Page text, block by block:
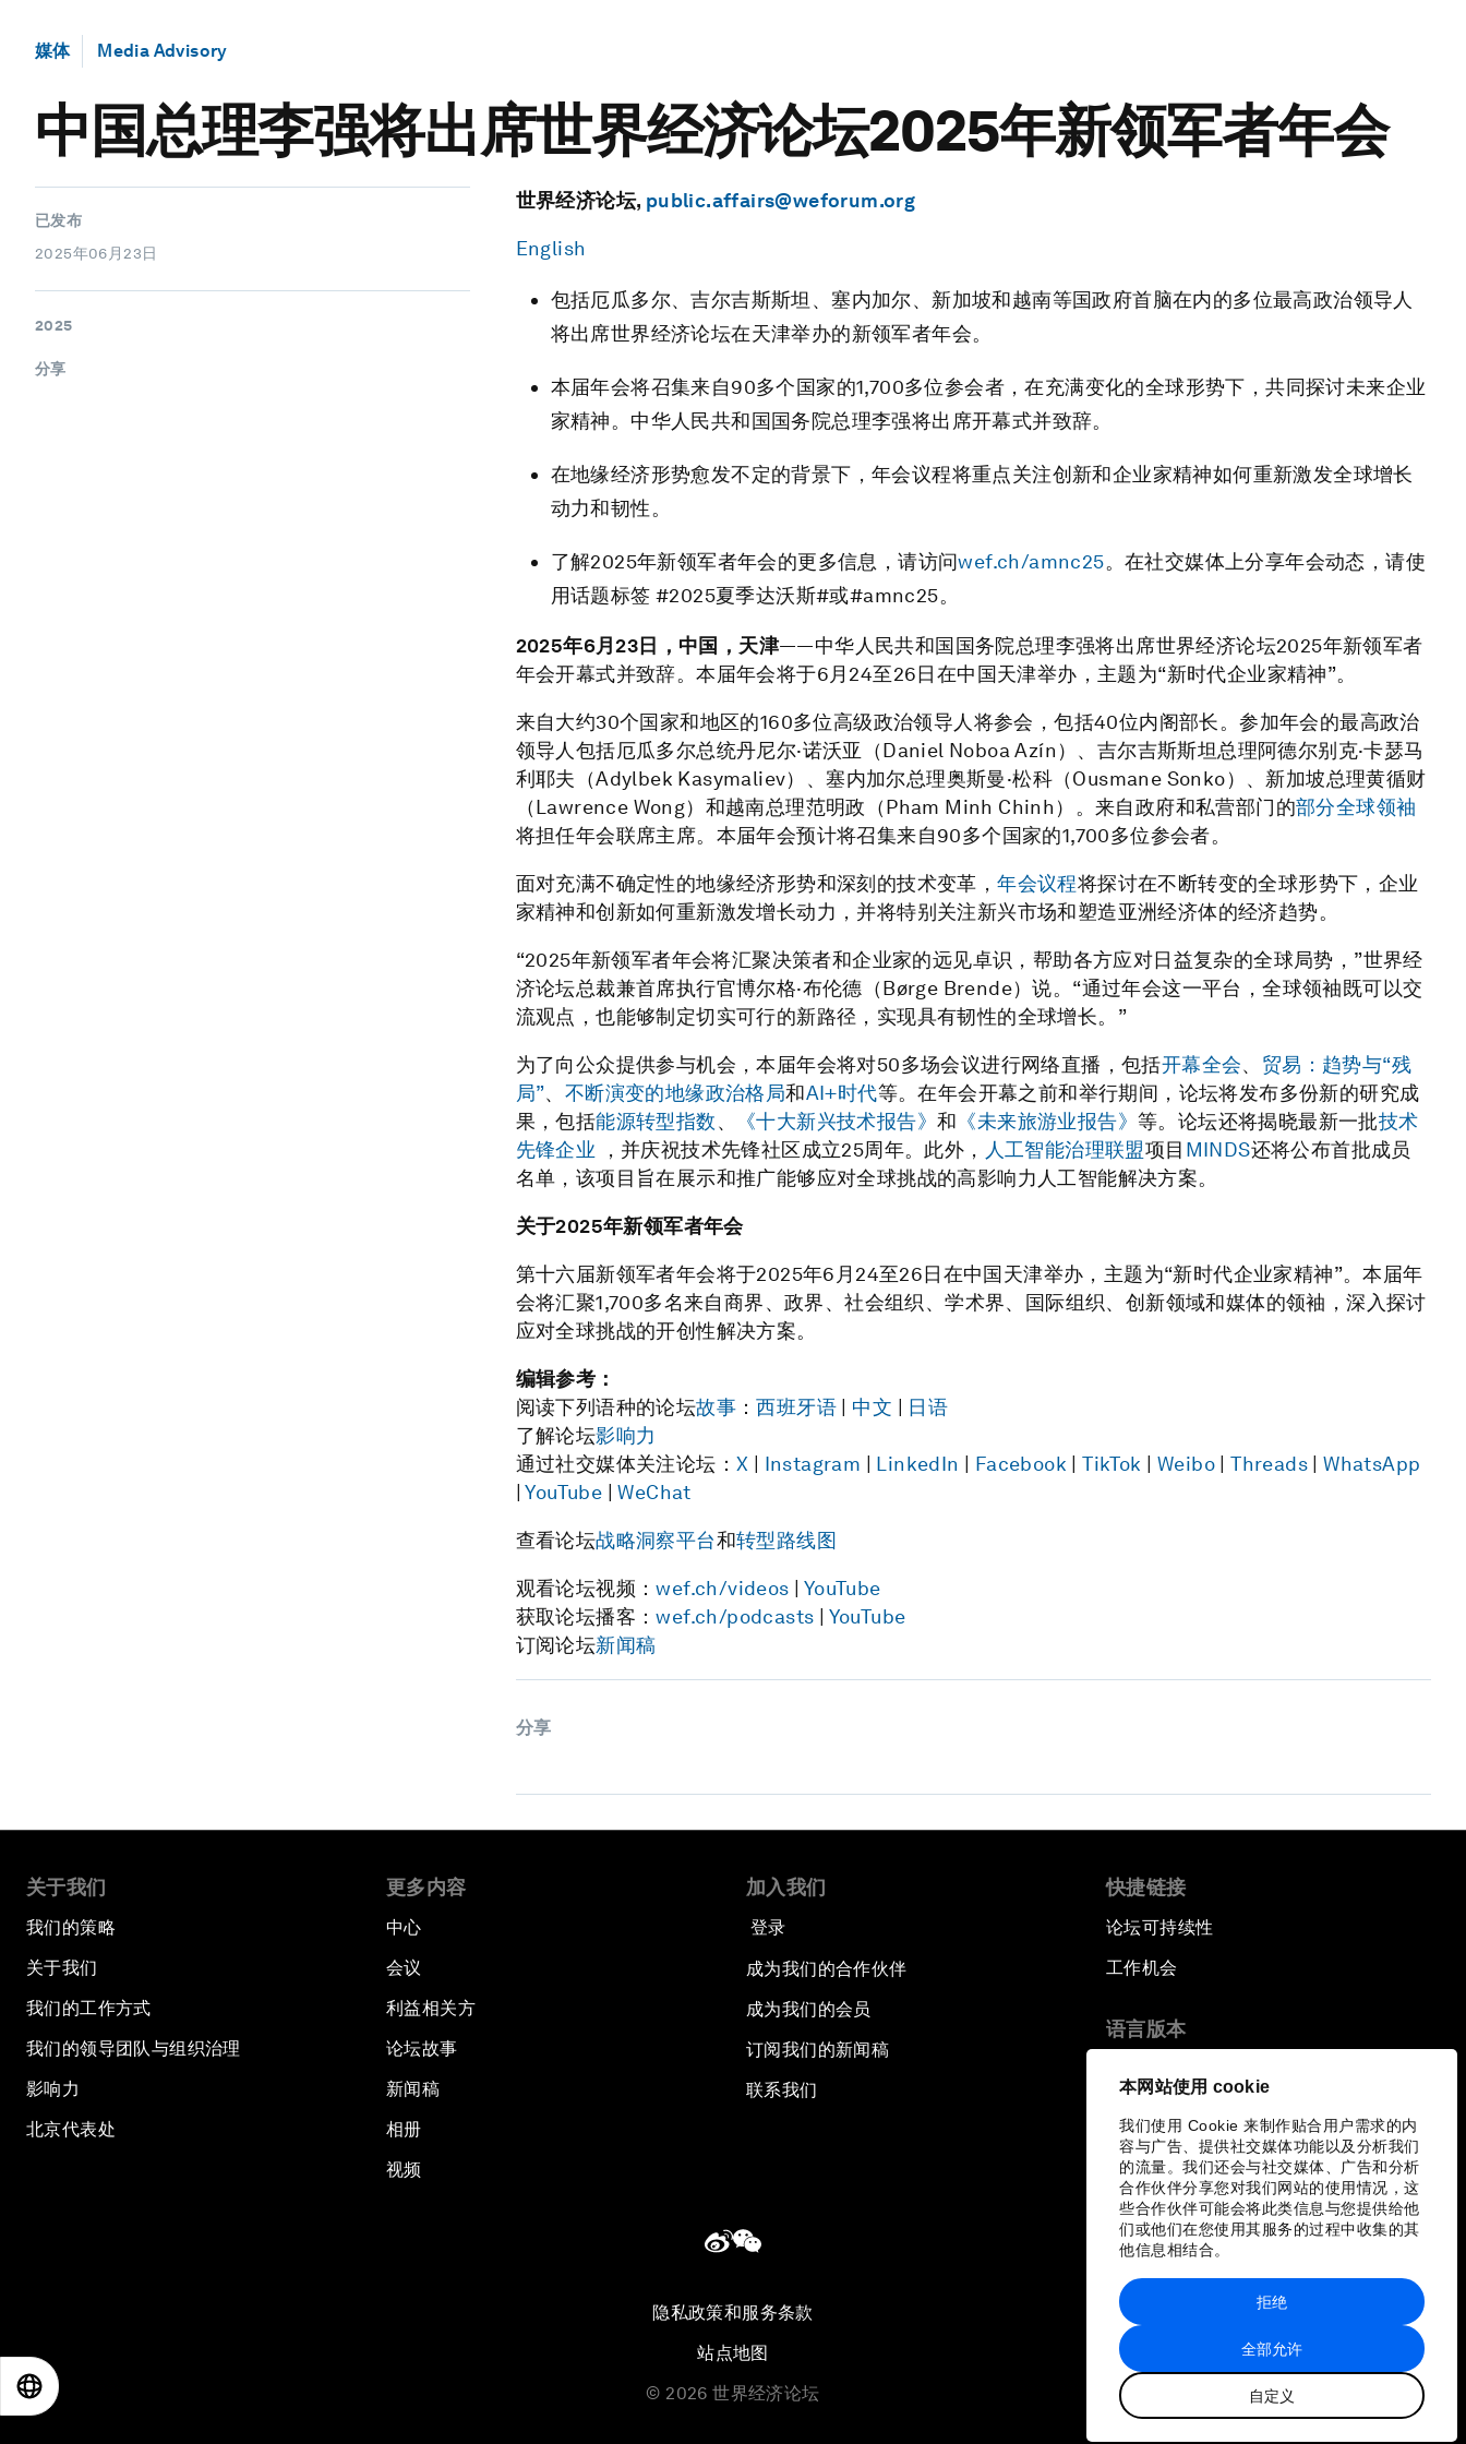
本网站使用 cookie
我们使用 Cookie 来制作贴合用户需求的内
容与广告、提供社交媒体功能以及分析我们
的流量。我们还会与社交媒体、广告和分析
合作伙伴分享您对我们网站的使用情况，这
些合作伙伴可能会将此类信息与您提供给他
们或他们在您使用其服务的过程中收集的其
他信息相结合。
全部允许
自定义
拒绝
媒体 Media Advisory
中国总理李强将出席世界经济论坛2025年新领军者年会
已发布
2025年06月23日
2025
分享
世界经济论坛, public.affairs@weforum.org
English
包括厄瓜多尔、吉尔吉斯斯坦、塞内加尔、新加坡和越南等国政府首脑在内的多位最高政治领导人
将出席世界经济论坛在天津举办的新领军者年会。
本届年会将召集来自90多个国家的1,700多位参会者，在充满变化的全球形势下，共同探讨未来企业
家精神。中华人民共和国国务院总理李强将出席开幕式并致辞。
在地缘经济形势愈发不定的背景下，年会议程将重点关注创新和企业家精神如何重新激发全球增长
动力和韧性。
了解2025年新领军者年会的更多信息，请访问wef.ch/amnc25。在社交媒体上分享年会动态，请使
用话题标签 #2025夏季达沃斯#或#amnc25。
2025年6月23日，中国，天津——中华人民共和国国务院总理李强将出席世界经济论坛2025年新领军者
年会开幕式并致辞。本届年会将于6月24至26日在中国天津举办，主题为“新时代企业家精神”。
来自大约30个国家和地区的160多位高级政治领导人将参会，包括40位内阁部长。参加年会的最高政治
领导人包括厄瓜多尔总统丹尼尔·诺沃亚（Daniel Noboa Azín）、吉尔吉斯斯坦总理阿德尔别克·卡瑟马
利耶夫（Adylbek Kasymaliev）、塞内加尔总理奥斯曼·松科（Ousmane Sonko）、新加坡总理黄循财
（Lawrence Wong）和越南总理范明政（Pham Minh Chinh）。来自政府和私营部门的部分全球领袖
将担任年会联席主席。本届年会预计将召集来自90多个国家的1,700多位参会者。
面对充满不确定性的地缘经济形势和深刻的技术变革，年会议程将探讨在不断转变的全球形势下，企业
家精神和创新如何重新激发增长动力，并将特别关注新兴市场和塑造亚洲经济体的经济趋势。
“2025年新领军者年会将汇聚决策者和企业家的远见卓识，帮助各方应对日益复杂的全球局势，”世界经
济论坛总裁兼首席执行官博尔格·布伦德（Børge Brende）说。“通过年会这一平台，全球领袖既可以交
流观点，也能够制定切实可行的新路径，实现具有韧性的全球增长。”
为了向公众提供参与机会，本届年会将对50多场会议进行网络直播，包括开幕全会、 贸易：趋势与“残
局”、 不断演变的地缘政治格局和AI+时代等。在年会开幕之前和举行期间，论坛将发布多份新的研究成
果，包括能源转型指数、 《十大新兴技术报告》和 《未来旅游业报告》等。论坛还将揭晓最新一批技术
先锋企业 ，并庆祝技术先锋社区成立25周年。此外， 人工智能治理联盟项目 MINDS还将公布首批成员
名单，该项目旨在展示和推广能够应对全球挑战的高影响力人工智能解决方案。
关于2025年新领军者年会
第十六届新领军者年会将于2025年6月24至26日在中国天津举办，主题为“新时代企业家精神”。本届年
会将汇聚1,700多名来自商界、政界、社会组织、学术界、国际组织、创新领域和媒体的领袖，深入探讨
应对全球挑战的开创性解决方案。
编辑参考：
阅读下列语种的论坛故事 ：西班牙语 中文
日语
了解论坛影响力
通过社交媒体关注论坛：X Instagram LinkedIn Facebook |TikTok Weibo|Threads|WhatsApp
|YouTube |WeChat
查看论坛战略洞察平台和转型路线图
观看论坛视频：wef.ch/videos
YouTube
获取论坛播客：wef.ch/podcasts
YouTube
订阅论坛新闻稿
分享
关于我们
我们的策略
关于我们
我们的工作方式
我们的领导团队与组织治理
影响力
北京代表处
更多内容
中心
会议
利益相关方
论坛故事
新闻稿
相册
视频
加入我们
登录
成为我们的合作伙伴
成为我们的会员
订阅我们的新闻稿
联系我们
快捷链接
论坛可持续性
工作机会
语言版本
隐私政策和服务条款
站点地图
© 2026 世界经济论坛